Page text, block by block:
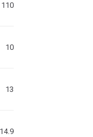
110
10
13
14.9